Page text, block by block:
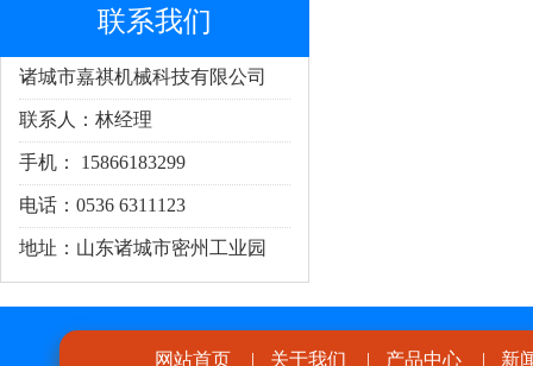
联系我们
诸城市嘉祺机械科技有限公司
联系人：林经理
手机： 15866183299
电话：0536 6311123
地址：山东诸城市密州工业园
网站首页 | 关于我们 | 产品中心 | 新